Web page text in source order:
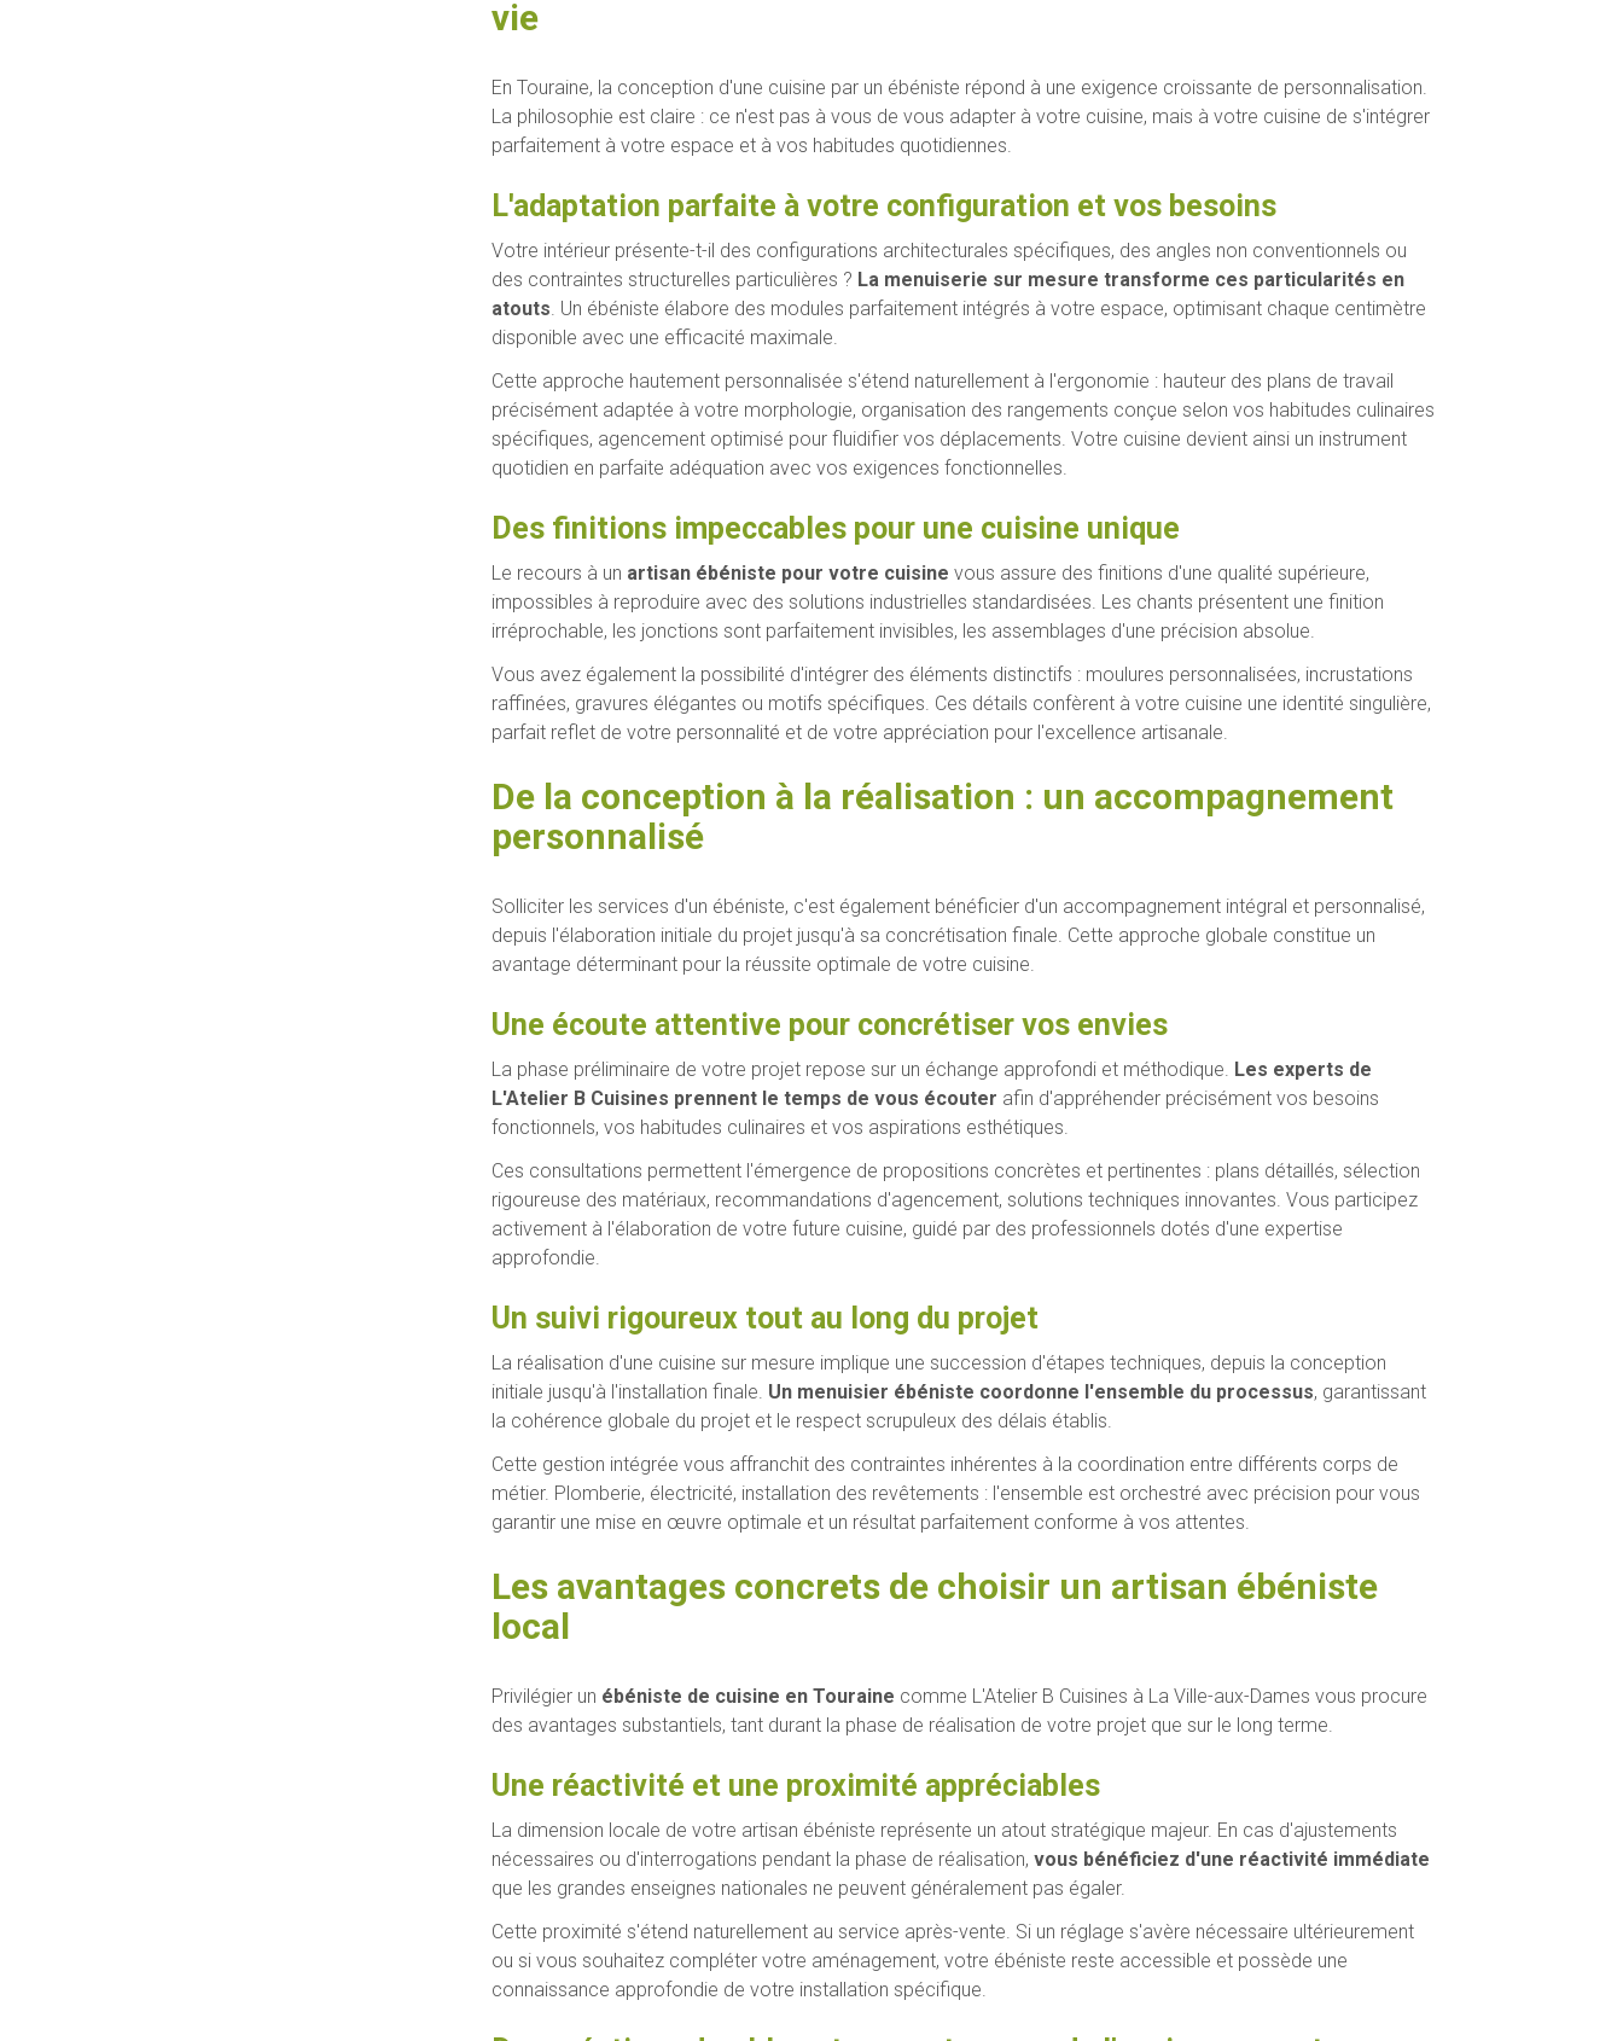
vie
En Touraine, la conception d'une cuisine par un ébéniste répond à une exigence croissante de personnalisation.
La philosophie est claire : ce n'est pas à vous de vous adapter à votre cuisine, mais à votre cuisine de s'intégrer
parfaitement à votre espace et à vos habitudes quotidiennes.
L'adaptation parfaite à votre configuration et vos besoins
Votre intérieur présente-t-il des configurations architecturales spécifiques, des angles non conventionnels ou
des contraintes structurelles particulières ? La menuiserie sur mesure transforme ces particularités en
atouts . Un ébéniste élabore des modules parfaitement intégrés à votre espace, optimisant chaque centimètre
disponible avec une efficacité maximale.
Cette approche hautement personnalisée s'étend naturellement à l'ergonomie : hauteur des plans de travail
précisément adaptée à votre morphologie, organisation des rangements conçue selon vos habitudes culinaires
spécifiques, agencement optimisé pour fluidifier vos déplacements. Votre cuisine devient ainsi un instrument
quotidien en parfaite adéquation avec vos exigences fonctionnelles.
Des finitions impeccables pour une cuisine unique
Le recours à un artisan ébéniste pour votre cuisine vous assure des finitions d'une qualité supérieure,
impossibles à reproduire avec des solutions industrielles standardisées. Les chants présentent une finition
irréprochable, les jonctions sont parfaitement invisibles, les assemblages d'une précision absolue.
Vous avez également la possibilité d'intégrer des éléments distinctifs : moulures personnalisées, incrustations
raffinées, gravures élégantes ou motifs spécifiques. Ces détails confèrent à votre cuisine une identité singulière,
parfait reflet de votre personnalité et de votre appréciation pour l'excellence artisanale.
De la conception à la réalisation : un accompagnement
personnalisé
Solliciter les services d'un ébéniste, c'est également bénéficier d'un accompagnement intégral et personnalisé,
depuis l'élaboration initiale du projet jusqu'à sa concrétisation finale. Cette approche globale constitue un
avantage déterminant pour la réussite optimale de votre cuisine.
Une écoute attentive pour concrétiser vos envies
La phase préliminaire de votre projet repose sur un échange approfondi et méthodique. Les experts de
L'Atelier B Cuisines prennent le temps de vous écouter afin d'appréhender précisément vos besoins
fonctionnels, vos habitudes culinaires et vos aspirations esthétiques.
Ces consultations permettent l'émergence de propositions concrètes et pertinentes : plans détaillés, sélection
rigoureuse des matériaux, recommandations d'agencement, solutions techniques innovantes. Vous participez
activement à l'élaboration de votre future cuisine, guidé par des professionnels dotés d'une expertise
approfondie.
Un suivi rigoureux tout au long du projet
La réalisation d'une cuisine sur mesure implique une succession d'étapes techniques, depuis la conception
initiale jusqu'à l'installation finale. Un menuisier ébéniste coordonne l'ensemble du processus, garantissant
la cohérence globale du projet et le respect scrupuleux des délais établis.
Cette gestion intégrée vous affranchit des contraintes inhérentes à la coordination entre différents corps de
métier. Plomberie, électricité, installation des revêtements : l'ensemble est orchestré avec précision pour vous
garantir une mise en œuvre optimale et un résultat parfaitement conforme à vos attentes.
Les avantages concrets de choisir un artisan ébéniste
local
Privilégier un ébéniste de cuisine en Touraine comme L'Atelier B Cuisines à La Ville-aux-Dames vous procure
des avantages substantiels, tant durant la phase de réalisation de votre projet que sur le long terme.
Une réactivité et une proximité appréciables
La dimension locale de votre artisan ébéniste représente un atout stratégique majeur. En cas d'ajustements
nécessaires ou d'interrogations pendant la phase de réalisation, vous bénéficiez d'une réactivité immédiate
que les grandes enseignes nationales ne peuvent généralement pas égaler.
Cette proximité s'étend naturellement au service après-vente. Si un réglage s'avère nécessaire ultérieurement
ou si vous souhaitez compléter votre aménagement, votre ébéniste reste accessible et possède une
connaissance approfondie de votre installation spécifique.